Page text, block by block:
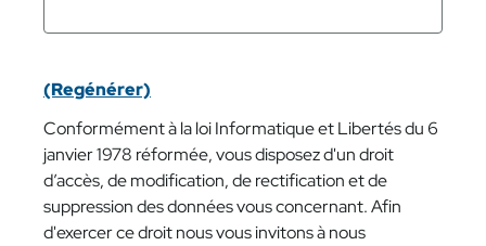
(Regénérer)
Conformément à la loi Informatique et Libertés du 6
janvier 1978 réformée, vous disposez d'un droit
d’accès, de modification, de rectification et de
suppression des données vous concernant. Afin
d'exercer ce droit nous vous invitons à nous